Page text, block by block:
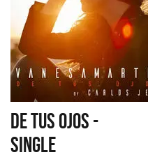
DE TUS OJOS -
SINGLE